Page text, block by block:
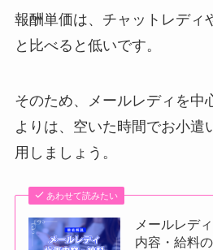
報酬単価は、チャットレディ
と比べると低いです。
そのため、メールレディを中
よりは、空いた時間でお小遣
用しましょう。
あわせて読みたい
メールレデ
内容・給料